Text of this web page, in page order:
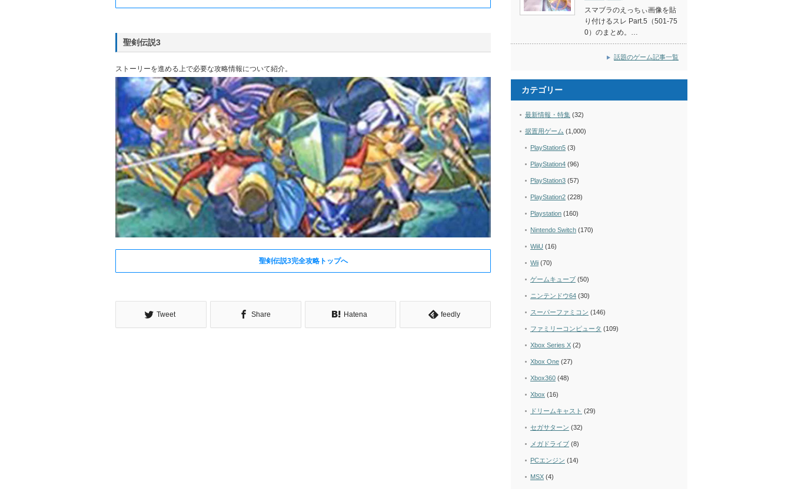
聖剣伝説3
ストーリーを進める上で必要な攻略情報について紹介。
聖剣伝説3完全攻略トップへ
Tweet Share Hatena feedly
スマブラのえっちぃ画像を貼
り付けるスレ Part.5（501-75
0）のまとめ。…
話題のゲーム記事一覧
カテゴリー
最新情報・特集 (32)
据置用ゲーム (1,000)
PlayStation5 (3)
PlayStation4 (96)
PlayStation3 (57)
PlayStation2 (228)
Playstation (160)
Nintendo Switch (170)
WiiU (16)
Wii (70)
ゲームキューブ (50)
ニンテンドウ64 (30)
スーパーファミコン (146)
ファミリーコンピュータ (109)
Xbox Series X (2)
Xbox One (27)
Xbox360 (48)
Xbox (16)
ドリームキャスト (29)
セガサターン (32)
メガドライブ (8)
PCエンジン (14)
MSX (4)